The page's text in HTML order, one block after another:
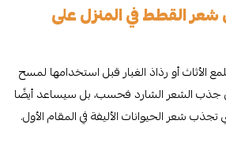
القطط في المنزل على
أو رذاذ الغبار قبل استخدامها لمسح
جذب الشعر الشارد فحسب، بل سيساعد أيضًا
تجذب شعر الحيوانات الأليفة في المقام الأول.